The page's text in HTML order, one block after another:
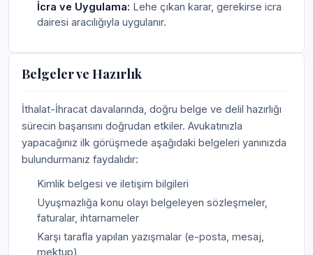
İcra ve Uygulama: Lehe çıkan karar, gerekirse icra
dairesi aracılığıyla uygulanır.
Belgeler ve Hazırlık
İthalat-İhracat davalarında, doğru belge ve delil hazırlığı
sürecin başarısını doğrudan etkiler. Avukatınızla
yapacağınız ilk görüşmede aşağıdaki belgeleri yanınızda
bulundurmanız faydalıdır:
Kimlik belgesi ve iletişim bilgileri
Uyuşmazlığa konu olayı belgeleyen sözleşmeler,
faturalar, ihtarnameler
Karşı tarafla yapılan yazışmalar (e-posta, mesaj,
mektup)